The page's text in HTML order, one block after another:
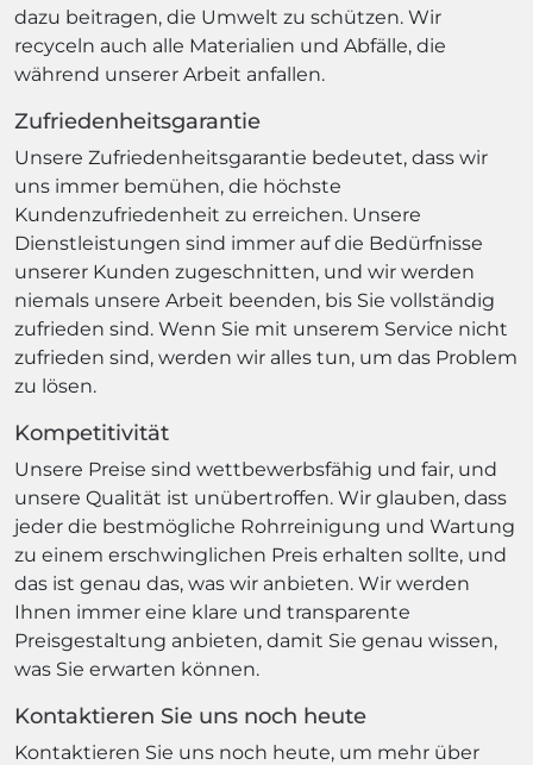
dazu beitragen, die Umwelt zu schützen. Wir
recyceln auch alle Materialien und Abfälle, die
während unserer Arbeit anfallen.
Zufriedenheitsgarantie
Unsere Zufriedenheitsgarantie bedeutet, dass wir
uns immer bemühen, die höchste
Kundenzufriedenheit zu erreichen. Unsere
Dienstleistungen sind immer auf die Bedürfnisse
unserer Kunden zugeschnitten, und wir werden
niemals unsere Arbeit beenden, bis Sie vollständig
zufrieden sind. Wenn Sie mit unserem Service nicht
zufrieden sind, werden wir alles tun, um das Problem
zu lösen.
Kompetitivität
Unsere Preise sind wettbewerbsfähig und fair, und
unsere Qualität ist unübertroffen. Wir glauben, dass
jeder die bestmögliche Rohrreinigung und Wartung
zu einem erschwinglichen Preis erhalten sollte, und
das ist genau das, was wir anbieten. Wir werden
Ihnen immer eine klare und transparente
Preisgestaltung anbieten, damit Sie genau wissen,
was Sie erwarten können.
Kontaktieren Sie uns noch heute
Kontaktieren Sie uns noch heute, um mehr über